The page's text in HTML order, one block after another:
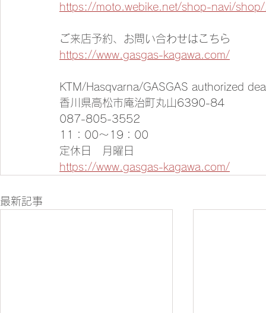
https://moto.webike.net/shop-navi/
ご来店予約、お問い合わせはこちら
https://www.gasgas-kagawa.com/
KTM/Hasqvarna/GASGAS authorized
香川県高松市庵治町丸山6390-84
087-805-3552
11：00～19：00
定休日　月曜日
https://www.gasgas-kagawa.com/
最新記事